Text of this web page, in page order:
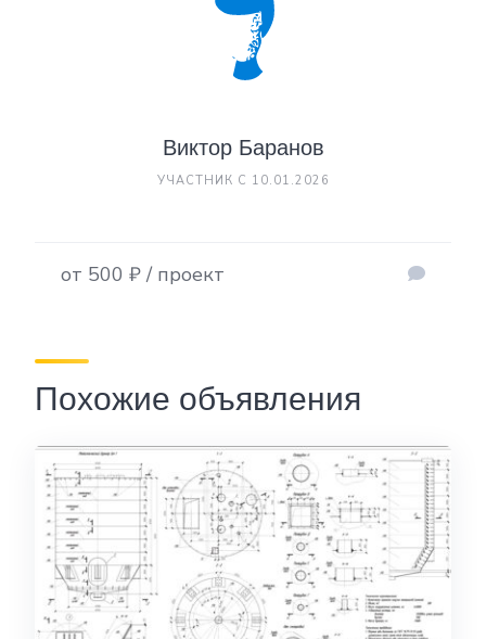
Виктор Баранов
УЧАСТНИК С 10.01.2026
от 500 ₽ / проект
Похожие объявления